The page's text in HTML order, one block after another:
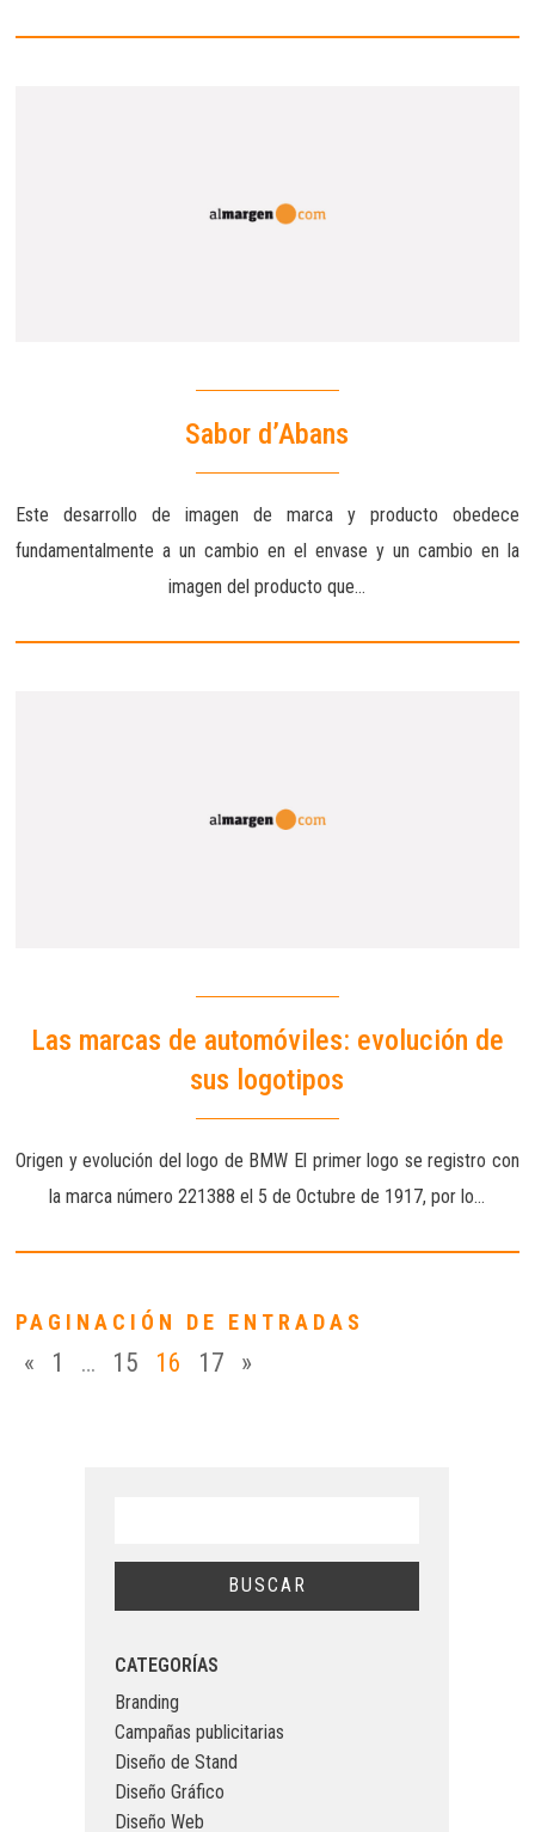
Sabor d’Abans
Este desarrollo de imagen de marca y producto obedece
fundamentalmente a un cambio en el envase y un cambio en la
imagen del producto que…
Las marcas de automóviles: evolución de
sus logotipos
Origen y evolución del logo de BMW El primer logo se registro con
la marca número 221388 el 5 de Octubre de 1917, por lo…
PAGINACIÓN DE ENTRADAS
« 1 … 15 16 17 »
CATEGORÍAS
Branding
Campañas publicitarias
Diseño de Stand
Diseño Gráfico
Diseño Web